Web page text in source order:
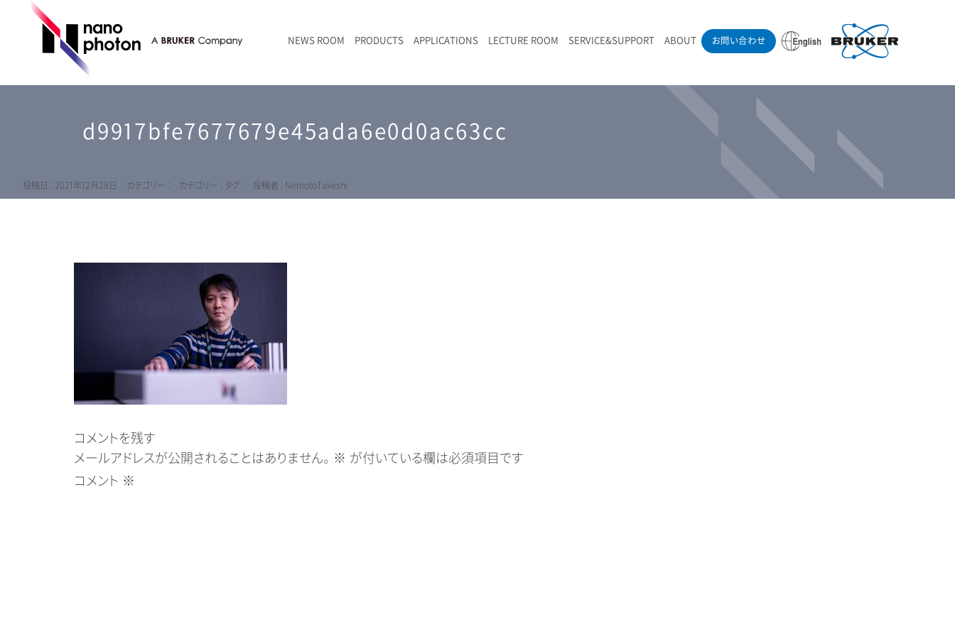
NEWS ROOM PRODUCTS
RAMANdrive | ウェハーステージ搭載ラマン顕微鏡
RAMANtouch vioLa | 紫外・深紫外ラマン顕微鏡
LIBcell charge | 充放電in-situラマン測定用セル
LIBcell | 不活性雰囲気ラマン測定用密閉容器
RAMAN顕微鏡オンライン見積もり
APPLICATIONS
無機化合物・鉱物
ポリマー（高分子）・樹脂
LECTURE ROOM
オンラインセミナー
SERVICE&SUPPORT ABOUT
アクセス
お問い合わせ
d9917bfe7677679e45ada6e0d0ac63cc
投稿日 : 2021年12月28日 カテゴリー : カテゴリー : タグ : 投稿者 : NemotoTakeshi
コメントを残す
メールアドレスが公開されることはありません。 ※ が付いている欄は必須項目です
コメント ※